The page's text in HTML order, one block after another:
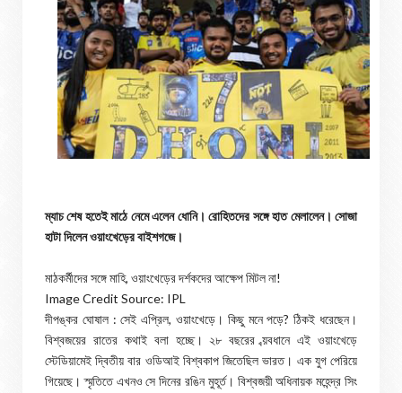
ম্যাচ শেষ হতেই মাঠে নেমে এলেন ধোনি। রোহিতদের সঙ্গে হাত মেলালেন। সোজা
হাটা দিলেন ওয়াংখেড়ের বাইশগজে।
মাঠকর্মীদের সঙ্গে মাহি, ওয়াংখেড়ের দর্শকদের আক্ষেপ মিটল না!
Image Credit Source: IPL
দীপঙ্কর ঘোষাল : সেই এপ্রিল, ওয়াংখেড়ে। কিছু মনে পড়ে? ঠিকই ধরেছেন।
বিশ্বজয়ের রাতের কথাই বলা হচ্ছে। ২৮ বছরের ব্য়বধানে এই ওয়াংখেড়ে
স্টেডিয়ামেই দ্বিতীয় বার ওডিআই বিশ্বকাপ জিতেছিল ভারত। এক যুগ পেরিয়ে
গিয়েছে। স্মৃতিতে এখনও সে দিনের রঙিন মুহূর্ত। বিশ্বজয়ী অধিনায়ক মহেন্দ্র সিং